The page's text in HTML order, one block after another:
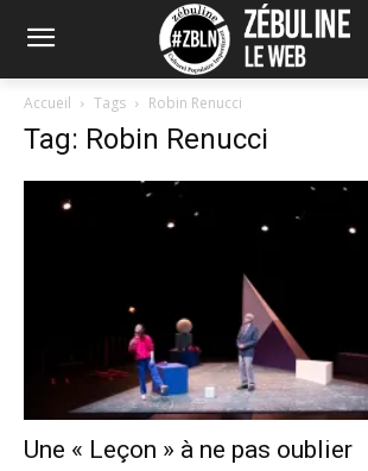
Accueil Tags Robin Renucci
Tag: Robin Renucci
Une « Leçon » à ne pas oublier